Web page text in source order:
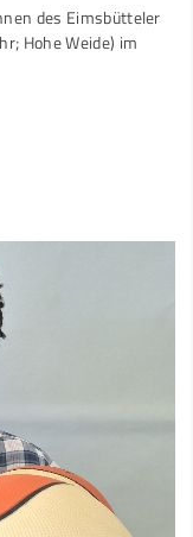
des Eimsbütteler
Hohe Weide) im